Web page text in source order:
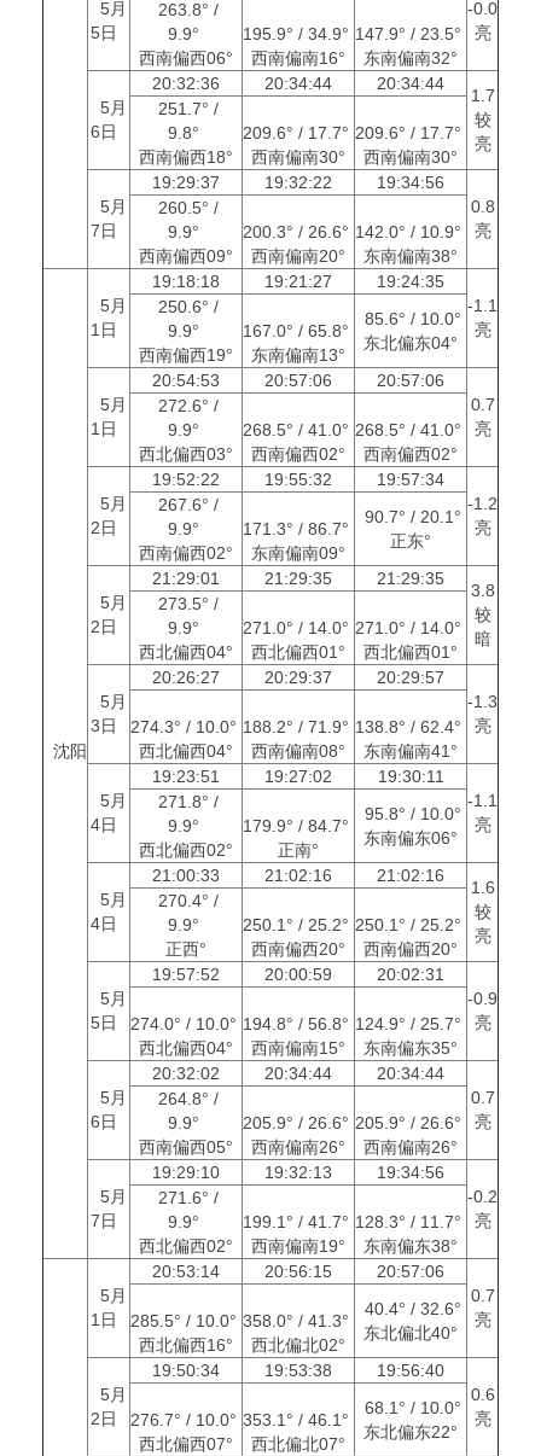
5月
5日
-0.0
亮
263.8° /
9.9°
西南偏西06°
195.9° / 34.9°
西南偏南16°
147.9° / 23.5°
东南偏南32°
5月
6日
20:32:36 20:34:44 20:34:44
1.7
较
亮
251.7° /
9.8°
西南偏西18°
209.6° / 17.7°
西南偏南30°
209.6° / 17.7°
西南偏南30°
5月
7日
19:29:37 19:32:22
19:34:56
0.8
亮
260.5° /
9.9°
西南偏西09°
200.3° / 26.6°
西南偏南20°
142.0° / 10.9°
东南偏南38°
沈阳
5月
1日
19:18:18 19:21:27
19:24:35
-1.1
亮
250.6° /
9.9°
西南偏西19°
167.0° / 65.8°
东南偏南13°
85.6° / 10.0°
东北偏东04°
5月
1日
20:54:53 20:57:06
20:57:06
0.7
亮
272.6° /
9.9°
西北偏西03°
268.5° / 41.0°
西南偏西02°
268.5° / 41.0°
西南偏西02°
5月
2日
19:52:22 19:55:32
19:57:34
-1.2
亮
267.6° /
9.9°
西南偏西02°
171.3° / 86.7°
东南偏南09°
90.7° / 20.1°
正东°
5月
2日
21:29:01 21:29:35 21:29:35
3.8
较
暗
273.5° /
9.9°
西北偏西04°
271.0° / 14.0°
西北偏西01°
271.0° / 14.0°
西北偏西01°
5月
3日
20:26:27 20:29:37
20:29:57
-1.3
亮
274.3° / 10.0°
西北偏西04°
188.2° / 71.9°
西南偏南08°
138.8° / 62.4°
东南偏南41°
5月
4日
19:23:51 19:27:02
19:30:11
-1.1
亮
271.8° /
9.9°
西北偏西02°
179.9° / 84.7°
正南°
95.8° / 10.0°
东南偏东06°
5月
4日
21:00:33 21:02:16 21:02:16
1.6
较
亮
270.4° /
9.9°
正西°
250.1° / 25.2°
西南偏西20°
250.1° / 25.2°
西南偏西20°
5月
5日
19:57:52 20:00:59
20:02:31
-0.9
亮
274.0° / 10.0°
西北偏西04°
194.8° / 56.8°
西南偏南15°
124.9° / 25.7°
东南偏东35°
5月
6日
20:32:02 20:34:44
20:34:44
0.7
亮
264.8° /
9.9°
西南偏西05°
205.9° / 26.6°
西南偏南26°
205.9° / 26.6°
西南偏南26°
5月
7日
19:29:10 19:32:13
19:34:56
-0.2
亮
271.6° /
9.9°
西北偏西02°
199.1° / 41.7°
西南偏南19°
128.3° / 11.7°
东南偏东38°
5月
1日
20:53:14 20:56:15
20:57:06
0.7
亮
285.5° / 10.0°
西北偏西16°
358.0° / 41.3°
西北偏北02°
40.4° / 32.6°
东北偏北40°
5月
2日
19:50:34 19:53:38
19:56:40
0.6
亮
276.7° / 10.0°
西北偏西07°
353.1° / 46.1°
西北偏北07°
68.1° / 10.0°
东北偏东22°